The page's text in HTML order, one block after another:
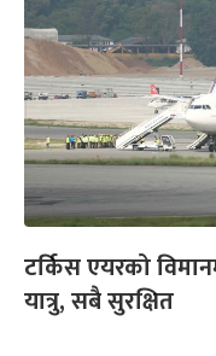
टर्किस एयरको
यात्रु, सबै सुरक्षित